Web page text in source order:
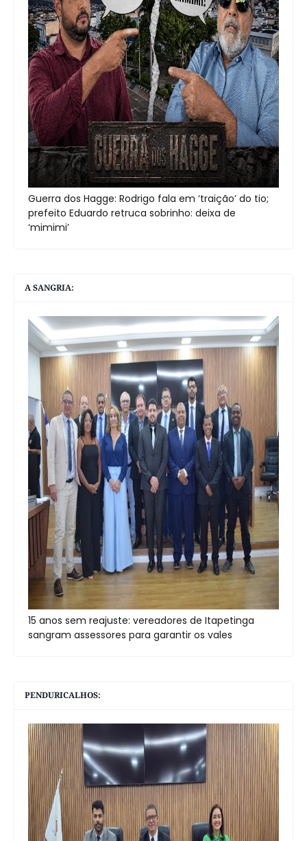
Guerra dos Hagge: Rodrigo fala em ‘traição’ do tio;
prefeito Eduardo retruca sobrinho: deixa de
‘mimimi’
A SANGRIA:
15 anos sem reajuste: vereadores de Itapetinga
sangram assessores para garantir os vales
PENDURICALHOS: